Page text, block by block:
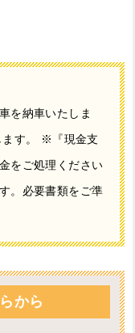
を納車いたしま
ます。 ※『現金支
をご処理ください
。必要書類をご準
から